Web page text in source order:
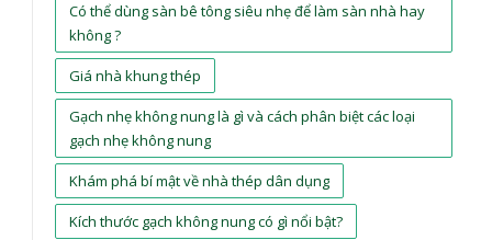
Có thể dùng sàn bê tông siêu nhẹ để làm sàn nhà hay
không ?
Giá nhà khung thép
Gạch nhẹ không nung là gì và cách phân biệt các loại
gạch nhẹ không nung
Khám phá bí mật về nhà thép dân dụng
Kích thước gạch không nung có gì nổi bật?